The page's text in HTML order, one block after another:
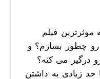
موثرترین فیلم
رو چطور بسازم؟ و
درگیر می کنه؟
حد زیادی به داشتن